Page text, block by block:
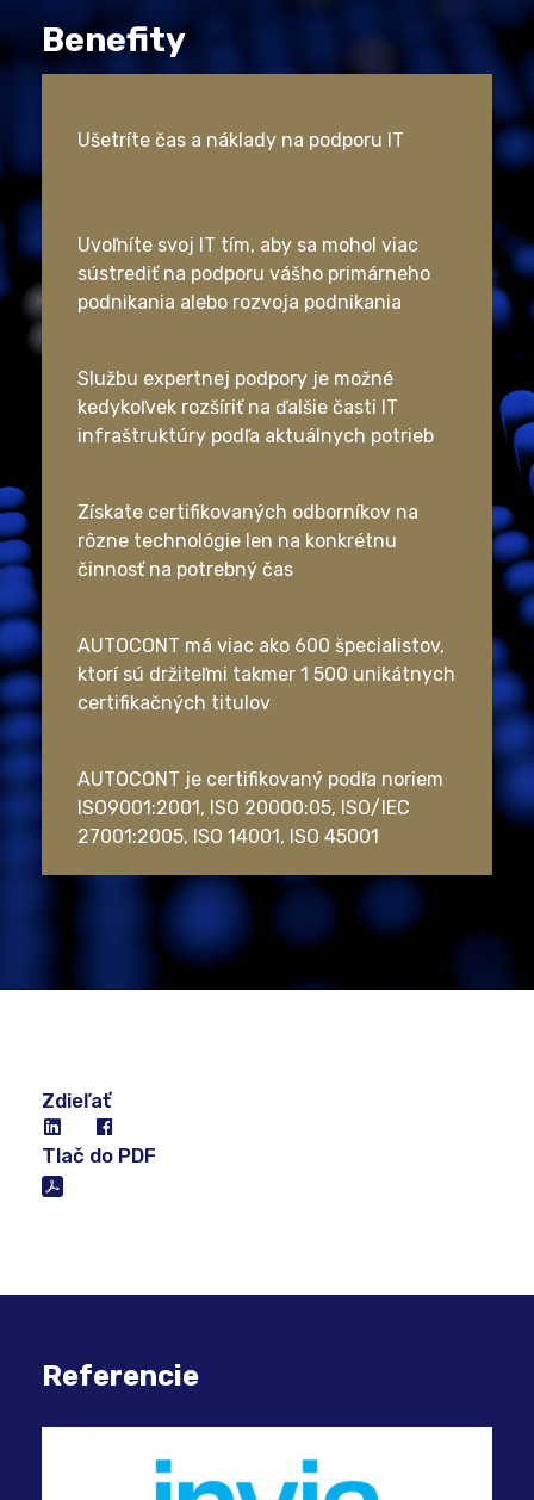
Benefity
Ušetríte čas a náklady na podporu IT
Uvoľníte svoj IT tím, aby sa mohol viac
sústrediť na podporu vášho primárneho
podnikania alebo rozvoja podnikania
Službu expertnej podpory je možné
kedykoľvek rozšíriť na ďalšie časti IT
infraštruktúry podľa aktuálnych potrieb
Získate certifikovaných odborníkov na
rôzne technológie len na konkrétnu
činnosť na potrebný čas
AUTOCONT má viac ako 600 špecialistov,
ktorí sú držiteľmi takmer 1 500 unikátnych
certifikačných titulov
AUTOCONT je certifikovaný podľa noriem
ISO9001:2001, ISO 20000:05, ISO/IEC
27001:2005, ISO 14001, ISO 45001
Zdieľať
Tlač do PDF
Referencie